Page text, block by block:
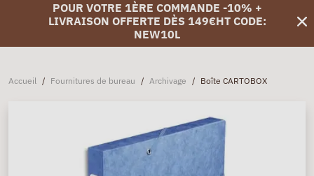
POUR VOTRE 1ÈRE COMMANDE -10% +
LIVRAISON OFFERTE DÈS 149€HT CODE:
NEW10L
Accueil / Fournitures de bureau / Archivage / Boîte CARTOBOX